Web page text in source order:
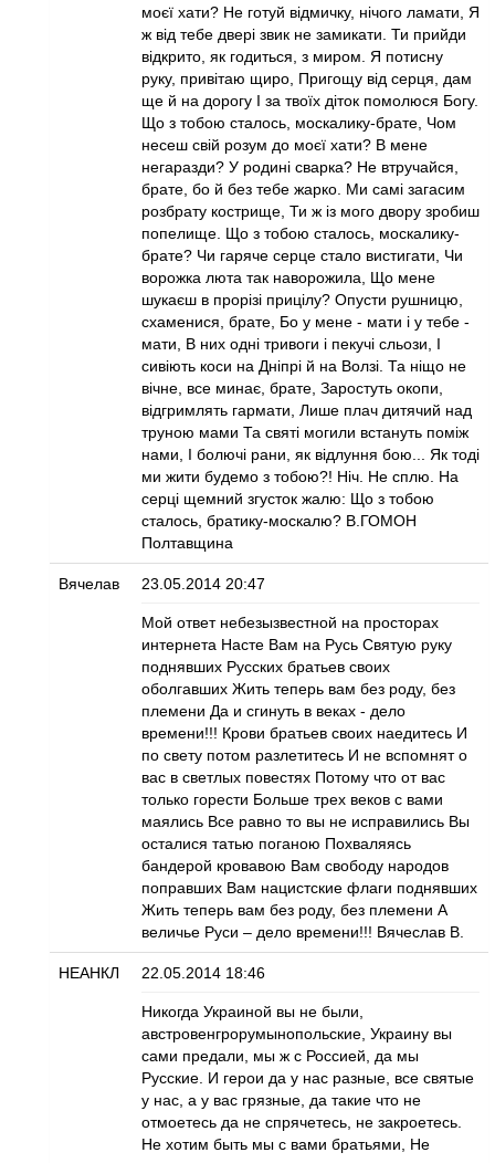
моєї хати? Не готуй відмичку, нічого ламати, Я
ж від тебе двері звик не замикати. Ти прийди
відкрито, як годиться, з миром. Я потисну
руку, привітаю щиро, Пригощу від серця, дам
ще й на дорогу І за твоїх діток помолюся Богу.
Що з тобою сталось, москалику-брате, Чом
несеш свій розум до моєї хати? В мене
негаразди? У родині сварка? Не втручайся,
брате, бо й без тебе жарко. Ми самі загасим
розбрату кострище, Ти ж із мого двору зробиш
попелище. Що з тобою сталось, москалику-
брате? Чи гаряче серце стало вистигати, Чи
ворожка люта так наворожила, Що мене
шукаєш в прорізі прицілу? Опусти рушницю,
схаменися, брате, Бо у мене - мати і у тебе -
мати, В них одні тривоги і пекучі сльози, І
сивіють коси на Дніпрі й на Волзі. Та ніщо не
вічне, все минає, брате, Заростуть окопи,
відгримлять гармати, Лише плач дитячий над
труною мами Та святі могили встануть поміж
нами, І болючі рани, як відлуння бою... Як тоді
ми жити будемо з тобою?! Ніч. Не сплю. На
серці щемний згусток жалю: Що з тобою
сталось, братику-москалю? В.ГОМОН
Полтавщина
Вячелав 23.05.2014 20:47
Мой ответ небезызвестной на просторах
интернета Насте Вам на Русь Святую руку
поднявших Русских братьев своих
оболгавших Жить теперь вам без роду, без
племени Да и сгинуть в веках - дело
времени!!! Крови братьев своих наедитесь И
по свету потом разлетитесь И не вспомнят о
вас в светлых повестях Потому что от вас
только горести Больше трех веков с вами
маялись Все равно то вы не исправились Вы
осталися татью поганою Похваляясь
бандерой кровавою Вам свободу народов
поправших Вам нацистские флаги поднявших
Жить теперь вам без роду, без племени А
величье Руси – дело времени!!! Вячеслав В.
НЕАНКЛ 22.05.2014 18:46
Никогда Украиной вы не были,
австровенгрорумынопольские, Украину вы
сами предали, мы ж с Россией, да мы
Русские. И герои да у нас разные, все святые
у нас, а у вас грязные, да такие что не
отмоетесь да не спрячетесь, не закроетесь.
Не хотим быть мы с вами братьями, Не